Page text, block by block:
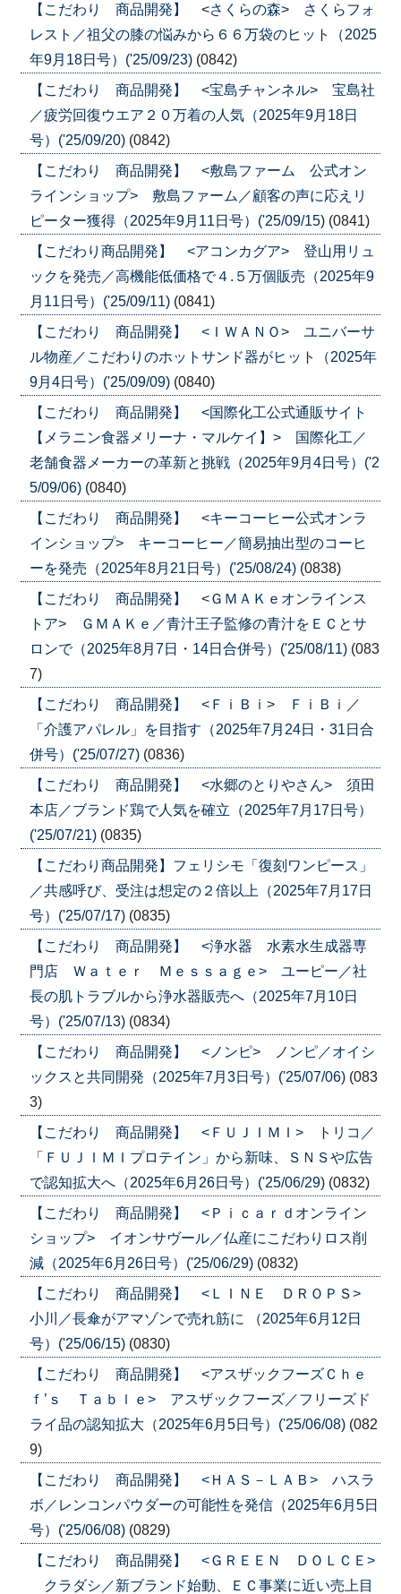
【こだわり 商品開発】 <さくらの森> さくらフォ
レスト／祖父の膝の悩みから６６万袋のヒット（2025
年9月18日号）('25/09/23) (0842)
【こだわり 商品開発】 <宝島チャンネル> 宝島社
／疲労回復ウエア２０万着の人気（2025年9月18日
号）('25/09/20) (0842)
【こだわり 商品開発】 <敷島ファーム 公式オン
ラインショップ> 敷島ファーム／顧客の声に応えリ
ピーター獲得（2025年9月11日号）('25/09/15) (0841)
【こだわり商品開発】 <アコンカグア> 登山用リュ
ックを発売／高機能低価格で４.５万個販売（2025年9
月11日号）('25/09/11) (0841)
【こだわり 商品開発】 <ＩＷＡＮＯ> ユニバーサ
ル物産／こだわりのホットサンド器がヒット（2025年
9月4日号）('25/09/09) (0840)
【こだわり 商品開発】 <国際化工公式通販サイト
【メラニン食器メリーナ・マルケイ】> 国際化工／
老舗食器メーカーの革新と挑戦（2025年9月4日号）('2
5/09/06) (0840)
【こだわり 商品開発】 <キーコーヒー公式オンラ
インショップ> キーコーヒー／簡易抽出型のコーヒ
ーを発売（2025年8月21日号）('25/08/24) (0838)
【こだわり 商品開発】 <ＧＭＡＫｅオンラインス
トア> ＧＭＡＫｅ／青汁王子監修の青汁をＥＣとサ
ロンで（2025年8月7日・14日合併号）('25/08/11) (083
7)
【こだわり 商品開発】 <ＦｉＢｉ> ＦｉＢｉ／
「介護アパレル」を目指す（2025年7月24日・31日合
併号）('25/07/27) (0836)
【こだわり 商品開発】 <水郷のとりやさん> 須田
本店／ブランド鶏で人気を確立（2025年7月17日号）
('25/07/21) (0835)
【こだわり商品開発】フェリシモ「復刻ワンピース」
／共感呼び、受注は想定の２倍以上（2025年7月17日
号）('25/07/17) (0835)
【こだわり 商品開発】 <浄水器 水素水生成器専
門店 Ｗａｔｅｒ Ｍｅｓｓａｇｅ> ユーピー／社
長の肌トラブルから浄水器販売へ（2025年7月10日
号）('25/07/13) (0834)
【こだわり 商品開発】 <ノンピ> ノンピ／オイシ
ックスと共同開発（2025年7月3日号）('25/07/06) (083
3)
【こだわり 商品開発】 <ＦＵＪＩＭＩ> トリコ／
「ＦＵＪＩＭＩプロテイン」から新味、ＳＮＳや広告
で認知拡大へ（2025年6月26日号）('25/06/29) (0832)
【こだわり 商品開発】 <Ｐｉｃａｒｄオンライン
ショップ> イオンサヴール／仏産にこだわりロス削
減（2025年6月26日号）('25/06/29) (0832)
【こだわり 商品開発】 <ＬＩＮＥ ＤＲＯＰＳ>
小川／長傘がアマゾンで売れ筋に （2025年6月12日
号）('25/06/15) (0830)
【こだわり 商品開発】 <アスザックフーズＣｈｅ
ｆ’ｓ Ｔａｂｌｅ> アスザックフーズ／フリーズド
ライ品の認知拡大（2025年6月5日号）('25/06/08) (082
9)
【こだわり 商品開発】 <ＨＡＳ－ＬＡＢ> ハスラ
ボ／レンコンパウダーの可能性を発信（2025年6月5日
号）('25/06/08) (0829)
【こだわり 商品開発】 <ＧＲＥＥＮ ＤＯＬＣＥ>
クラダシ／新ブランド始動、ＥＣ事業に近い売上目